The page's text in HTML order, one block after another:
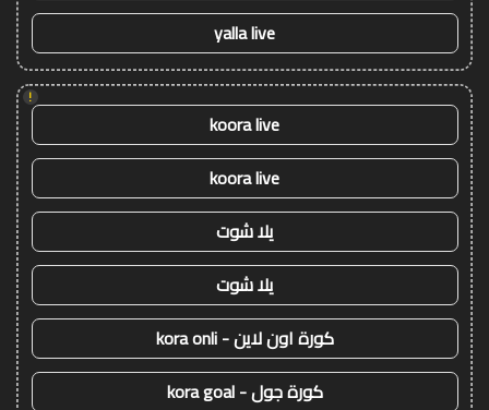
yalla live
!
koora live
koora live
يلا شوت
يلا شوت
كورة اون لاين - kora onli
كورة جول - kora goal